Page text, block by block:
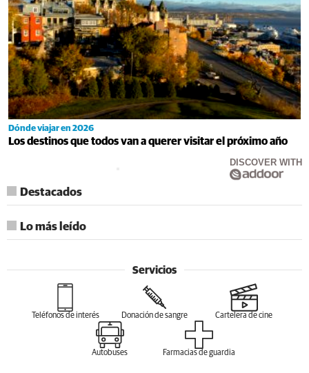
Dónde viajar en 2026
Los destinos que todos van a querer visitar el próximo año
DISCOVER WITH
Destacados
Lo más leído
Servicios
Teléfonos de interés Donación de sangre Cartelera de cine
Autobuses Farmacias de guardia